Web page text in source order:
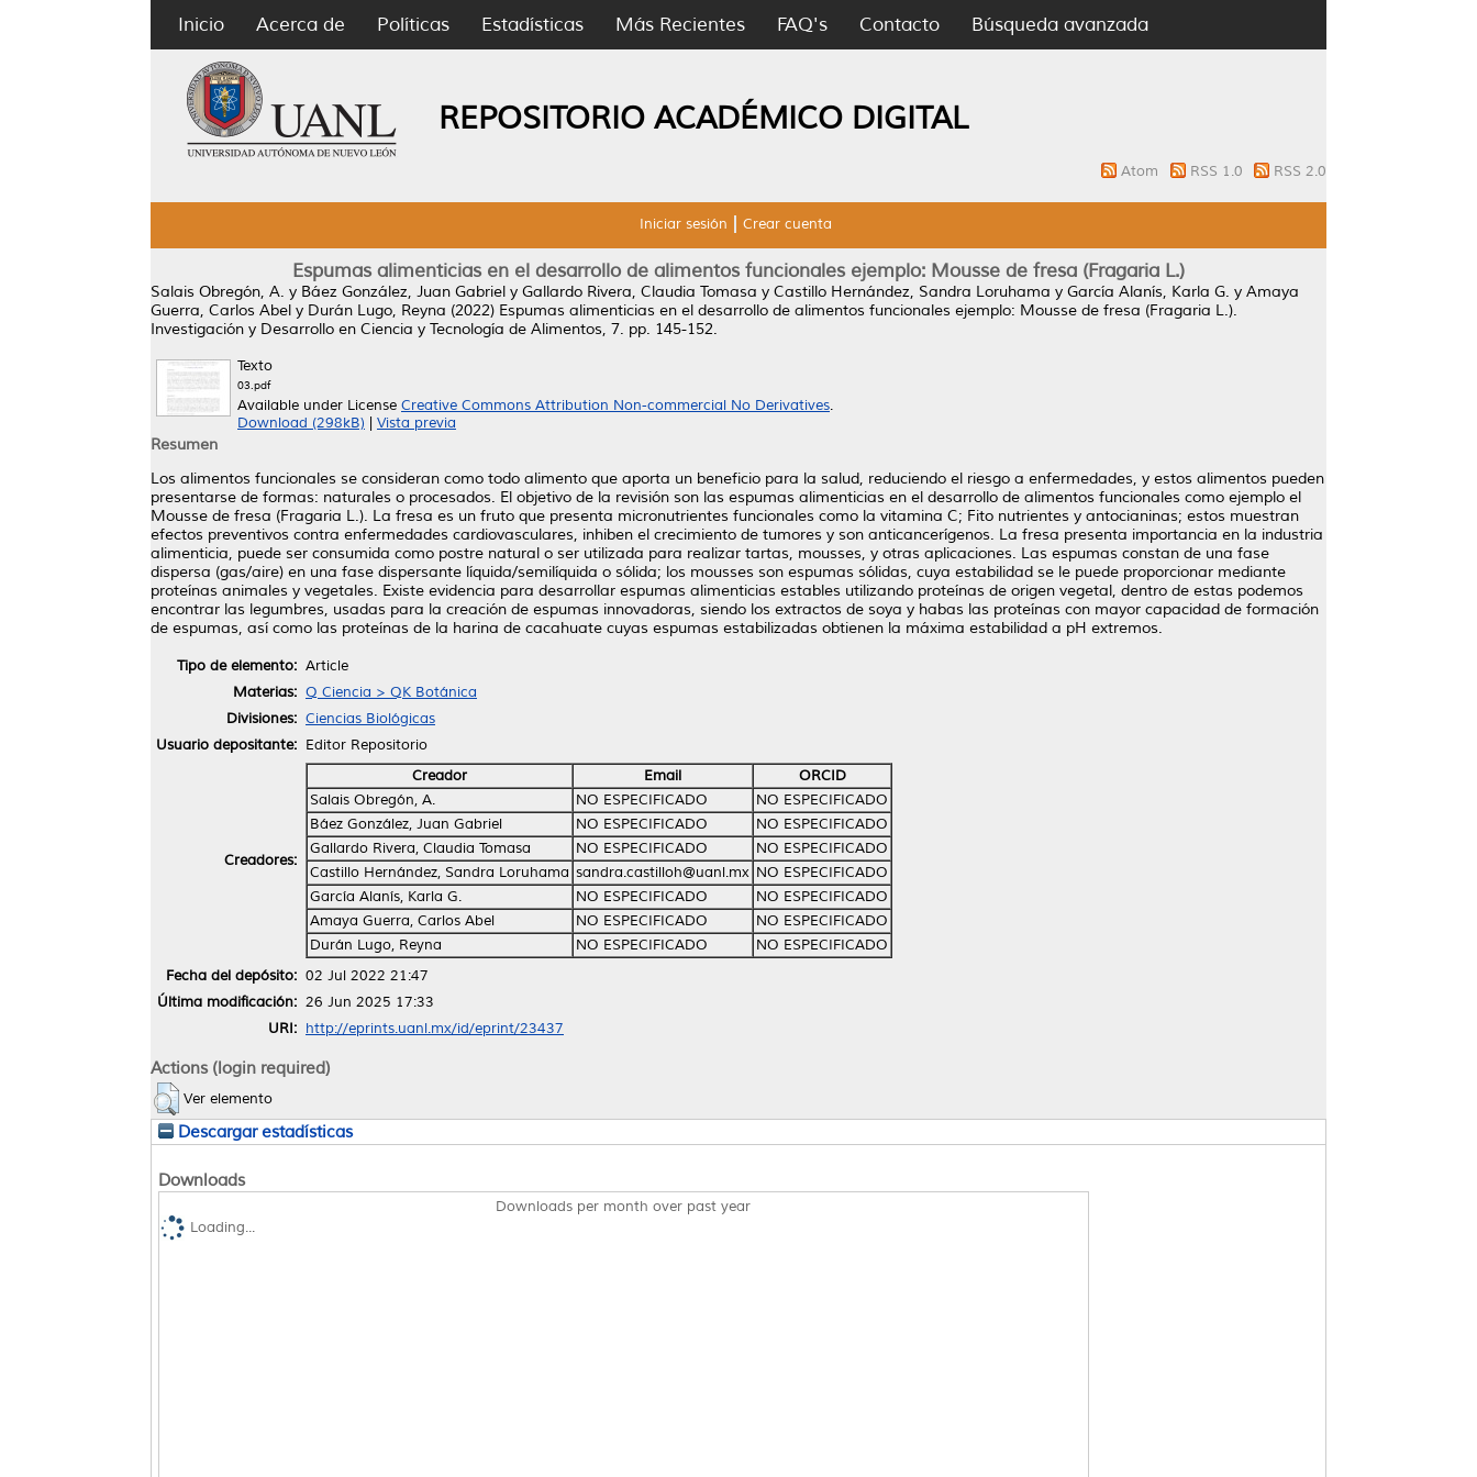
Inicio Acerca de Políticas Estadísticas Más Recientes FAQ's Contacto Búsqueda avanzada
REPOSITORIO ACADÉMICO DIGITAL
Atom RSS 1.0 RSS 2.0
Iniciar sesión Crear cuenta
Espumas alimenticias en el desarrollo de alimentos funcionales ejemplo: Mousse de fresa (Fragaria L.)
Salais Obregón, A. y Báez González, Juan Gabriel y Gallardo Rivera, Claudia Tomasa y Castillo Hernández, Sandra Loruhama y García Alanís, Karla G. y Amaya
Guerra, Carlos Abel y Durán Lugo, Reyna (2022) Espumas alimenticias en el desarrollo de alimentos funcionales ejemplo: Mousse de fresa (Fragaria L.).
Investigación y Desarrollo en Ciencia y Tecnología de Alimentos, 7. pp. 145-152.
Texto
03.pdf
Available under License Creative Commons Attribution Non-commercial No Derivatives.
Download (298kB)
Vista previa
Resumen
Los alimentos funcionales se consideran como todo alimento que aporta un beneficio para la salud, reduciendo el riesgo a enfermedades, y estos alimentos pueden
presentarse de formas: naturales o procesados. El objetivo de la revisión son las espumas alimenticias en el desarrollo de alimentos funcionales como ejemplo el
Mousse de fresa (Fragaria L.). La fresa es un fruto que presenta micronutrientes funcionales como la vitamina C; Fito nutrientes y antocianinas; estos muestran
efectos preventivos contra enfermedades cardiovasculares, inhiben el crecimiento de tumores y son anticancerígenos. La fresa presenta importancia en la industria
alimenticia, puede ser consumida como postre natural o ser utilizada para realizar tartas, mousses, y otras aplicaciones. Las espumas constan de una fase
dispersa (gas/aire) en una fase dispersante líquida/semilíquida o sólida; los mousses son espumas sólidas, cuya estabilidad se le puede proporcionar mediante
proteínas animales y vegetales. Existe evidencia para desarrollar espumas alimenticias estables utilizando proteínas de origen vegetal, dentro de estas podemos
encontrar las legumbres, usadas para la creación de espumas innovadoras, siendo los extractos de soya y habas las proteínas con mayor capacidad de formación
de espumas, así como las proteínas de la harina de cacahuate cuyas espumas estabilizadas obtienen la máxima estabilidad a pH extremos.
Tipo de elemento: Article
Materias: Q Ciencia > QK Botánica
Divisiones: Ciencias Biológicas
Usuario depositante: Editor Repositorio
Creadores:
Creador Email
ORCID
Salais Obregón, A.
NO ESPECIFICADO
NO ESPECIFICADO
Báez González, Juan Gabriel
NO ESPECIFICADO
NO ESPECIFICADO
Gallardo Rivera, Claudia Tomasa
NO ESPECIFICADO
NO ESPECIFICADO
Castillo Hernández, Sandra Loruhama sandra.castilloh@uanl.mx NO ESPECIFICADO
García Alanís, Karla G.
NO ESPECIFICADO
NO ESPECIFICADO
Amaya Guerra, Carlos Abel
NO ESPECIFICADO
NO ESPECIFICADO
Durán Lugo, Reyna
NO ESPECIFICADO
NO ESPECIFICADO
Fecha del depósito: 02 Jul 2022 21:47
Última modificación: 26 Jun 2025 17:33
URI: http://eprints.uanl.mx/id/eprint/23437
Actions (login required)
Ver elemento
Descargar estadísticas
Downloads
Downloads per month over past year
Loading...